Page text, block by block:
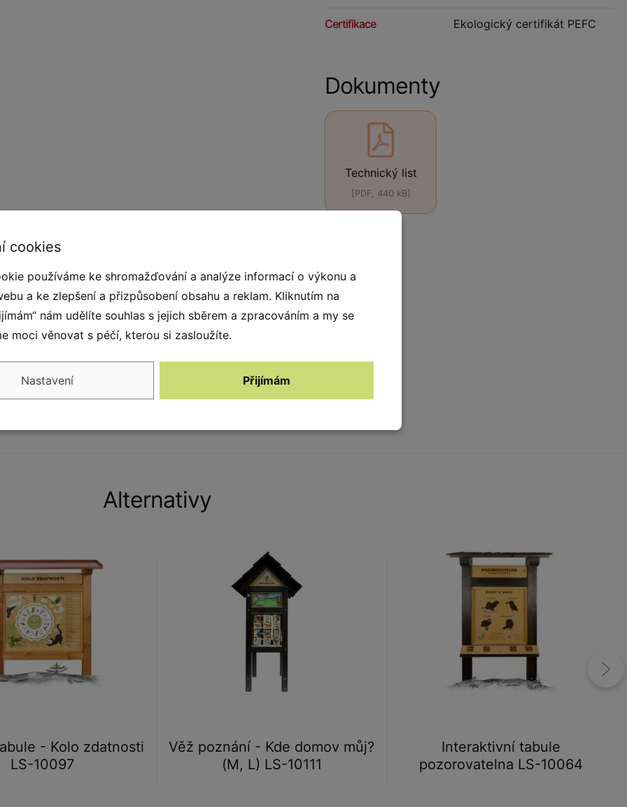
Certifikace Ekologický certifikát PEFC
Dokumenty
Technický list
[PDF, 440 kB]
Na prvku je QR kód, pod kterým
zdarma stáhnout. Prstem cestujte po
nás?" Na panelu hledejte různé podoby
21 kapek, patří mu náš obdiv. Rozměry
ZŠ 1. stupně. Součástí prvku je kotvící
počet dle potřeb stojanu). Vyrobeno z
Střecha je šindelová. Barvu nátěru
zasíláme v elektronické podobě. Autorem
právy. Prvky jsou vyrobeny z ekologicky
Alternativy
- Kolo zdatnosti
LS-10097
Věž poznání - Kde domov můj?
(M, L) LS-10111
Interaktivní tabule
pozorovatelna LS-10064
cookies
používáme ke shromažďování a analýze informací o výkonu a
a ke zlepšení a přizpůsobení obsahu a reklam. Kliknutím na
nám udělíte souhlas s jejich sběrem a zpracováním a my se
moci věnovat s péčí, kterou si zasloužíte.
Nastavení Přijímám